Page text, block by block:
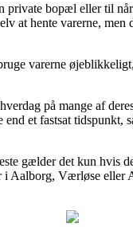
bopæl eller til
at hente varerne,
varerne
på mange af
et fastsat tidspunkt,
gælder det kun hvis
Aalborg, Værløse